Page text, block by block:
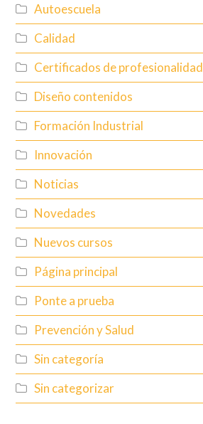
Autoescuela
Calidad
Certificados de profesionalidad
Diseño contenidos
Formación Industrial
Innovación
Noticias
Novedades
Nuevos cursos
Página principal
Ponte a prueba
Prevención y Salud
Sin categoría
Sin categorizar